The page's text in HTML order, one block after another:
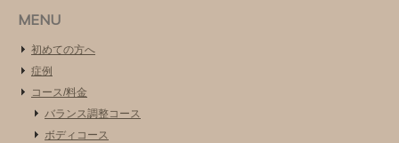
MENU
初めての方へ
症例
コース/料金
バランス調整コース
ボディコース